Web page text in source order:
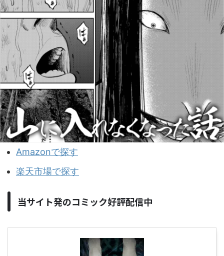
Amazonで探す
楽天市場で探す
当サイト発のコミック好評配信中